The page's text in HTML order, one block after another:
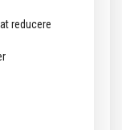
reducere